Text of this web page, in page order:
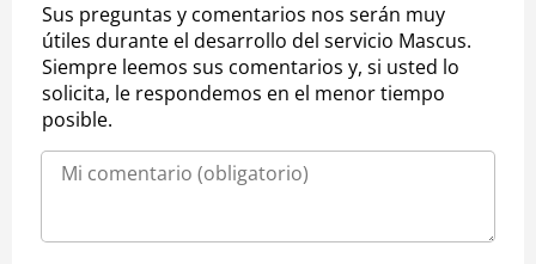
Sus preguntas y comentarios nos serán muy
útiles durante el desarrollo del servicio Mascus.
Siempre leemos sus comentarios y, si usted lo
solicita, le respondemos en el menor tiempo
posible.